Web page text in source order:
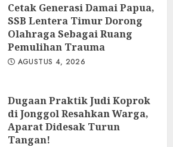
Cetak Generasi Damai Papua,
SSB Lentera Timur Dorong
Olahraga Sebagai Ruang
Pemulihan Trauma
AGUSTUS 4, 2026
Dugaan Praktik Judi Koprok
di Jonggol Resahkan Warga,
Aparat Didesak Turun
Tangan!